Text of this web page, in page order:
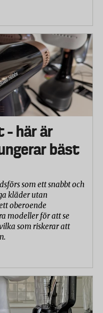
här är
bäst
som ett snabbt och
kläder utan
oberoende
modeller för att se
som riskerar att